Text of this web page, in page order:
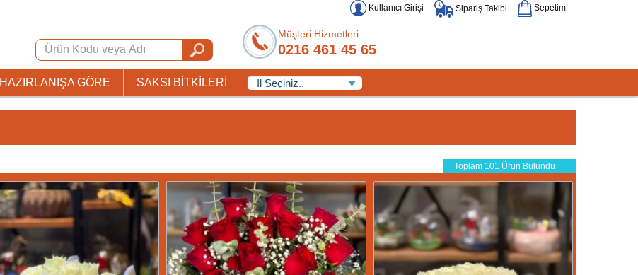
Kullanıcı Girişi Sipariş Takibi Sepetim
Müşteri Hizmetleri
0216 461 45 65
HAZIRLANIŞA GÖRE SAKSI BİTKİLERİ
Toplam 101 Ürün Bulundu